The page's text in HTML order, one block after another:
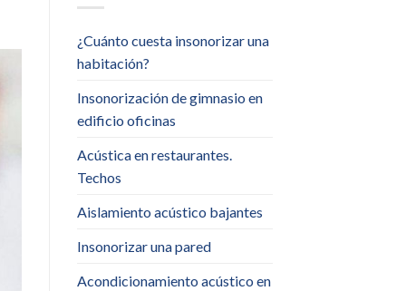
¿Cuánto cuesta insonorizar una
habitación?
Insonorización de gimnasio en
edificio oficinas
Acústica en restaurantes.
Techos
Aislamiento acústico bajantes
Insonorizar una pared
Acondicionamiento acústico en